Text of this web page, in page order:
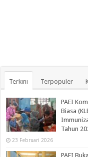
Terkini Terpopuler
PAEI
Biasa
Tahun
23 Februari 2026
PAEI